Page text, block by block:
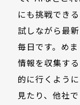
にも挑戦でき
試しながら最
毎日です。め
情報を収集す
的に行くよう
見たり、他社